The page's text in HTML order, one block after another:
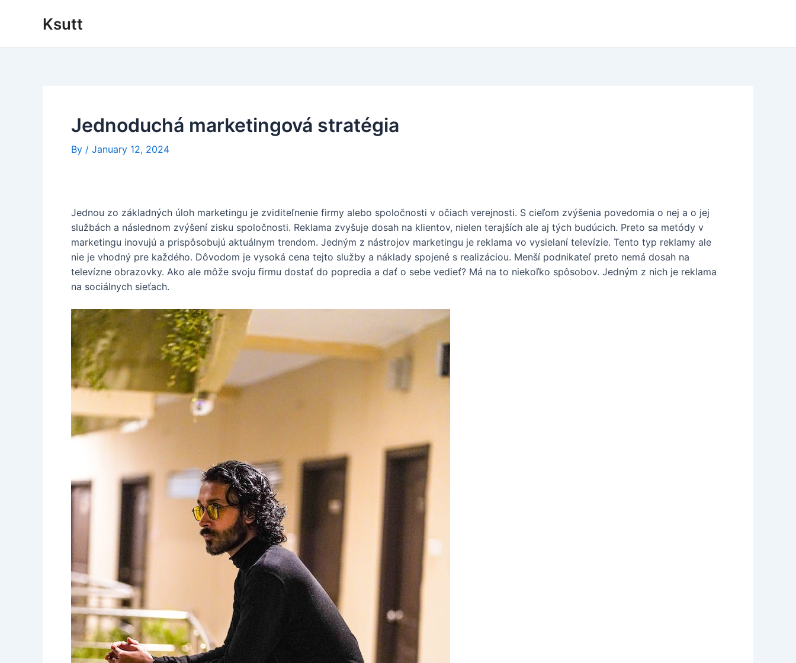
Ksutt
Jednoduchá marketingová stratégia
By / January 12, 2024
Jednou zo základných úloh marketingu je zviditeľnenie firmy alebo spoločnosti v očiach verejnosti. S cieľom zvýšenia povedomia o nej a o jej
službách a následnom zvýšení zisku spoločnosti. Reklama zvyšuje dosah na klientov, nielen terajších ale aj tých budúcich. Preto sa metódy v
marketingu inovujú a prispôsobujú aktuálnym trendom. Jedným z nástrojov marketingu je reklama vo vysielaní televízie. Tento typ reklamy ale
nie je vhodný pre každého. Dôvodom je vysoká cena tejto služby a náklady spojené s realizáciou. Menší podnikateľ preto nemá dosah na
televízne obrazovky. Ako ale môže svoju firmu dostať do popredia a dať o sebe vedieť? Má na to niekoľko spôsobov. Jedným z nich je reklama
na sociálnych sieťach.